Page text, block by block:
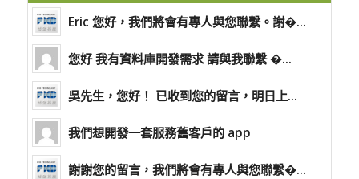
Eric 您好，我們將會有專人與您聯繫。謝�...
您好 我有資料庫開發需求 請與我聯繫 �...
吳先生，您好！ 已收到您的留言，明日上...
我們想開發一套服務舊客戶的 app
謝謝您的留言，我們將會有專人與您聯繫�...